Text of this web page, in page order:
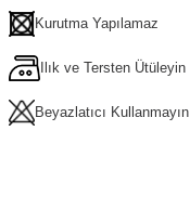
Kurutma Yapılamaz
Ilık ve Tersten Ütüleyin
Beyazlatıcı Kullanmayın